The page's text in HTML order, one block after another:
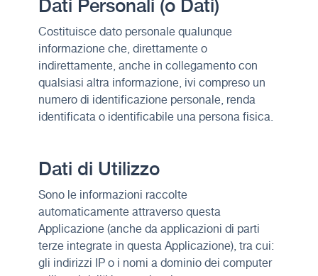
Costituisce dato personale qualunque
informazione che, direttamente o
indirettamente, anche in collegamento con
qualsiasi altra informazione, ivi compreso un
numero di identificazione personale, renda
identificata o identificabile una persona fisica.
Dati di Utilizzo
Sono le informazioni raccolte
automaticamente attraverso questa
Applicazione (anche da applicazioni di parti
terze integrate in questa Applicazione), tra cui:
gli indirizzi IP o i nomi a dominio dei computer